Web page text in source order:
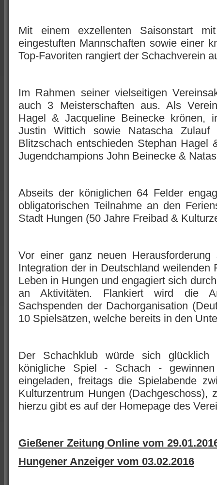
Mit einem exzellenten Saisonstart
eingestuften Mannschaften sowie einer
Top-Favoriten rangiert der Schachverein
Im Rahmen seiner vielseitigen
auch 3 Meisterschaften aus. Als
Hagel & Jacqueline Beinecke krönen,
Justin Wittich sowie Natascha
Blitzschach entschieden Stephan Hagel
Jugendchampions John Beinecke &
Abseits der königlichen 64 Felder
obligatorischen Teilnahme an den
Stadt Hungen (50 Jahre Freibad &
Vor einer ganz neuen
Integration der in Deutschland weilenden
Leben in Hungen und engagiert sich
an Aktivitäten. Flankiert wird die
Sachspenden der Dachorganisation
10 Spielsätzen, welche bereits in den
Der Schachklub würde sich glücklich
königliche Spiel - Schach -
eingeladen, freitags die Spielabende
Kulturzentrum Hungen (Dachgeschoss),
hierzu gibt es auf der Homepage des
Gießener Zeitung Online vom
Hungener Anzeiger vom 03.02.2016